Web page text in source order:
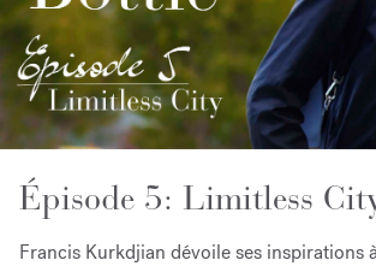
Épisode 5: Limitless
Francis Kurkdjian dévoile ses inspirations